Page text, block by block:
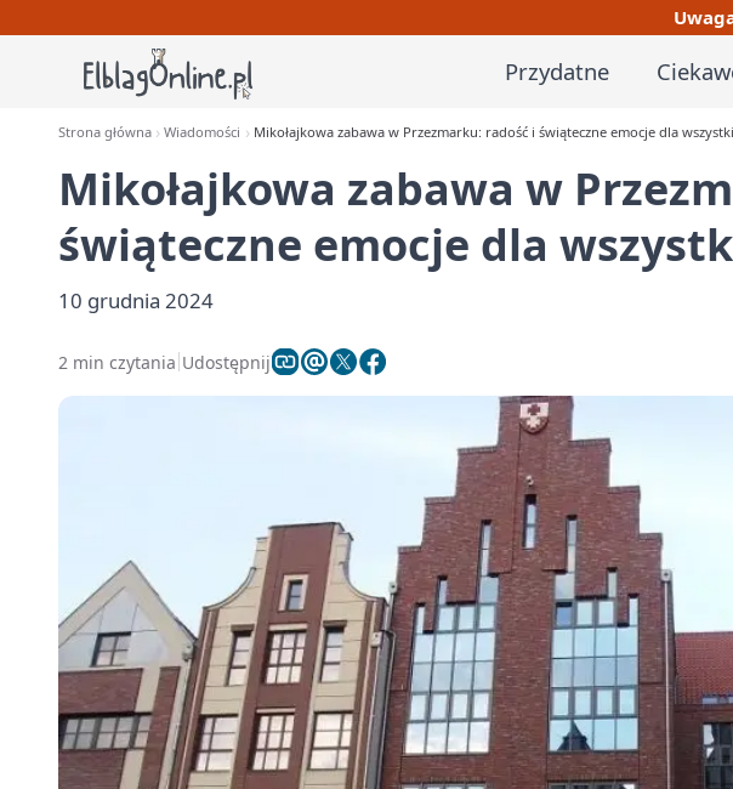
Przydatne
Strona główna Wiadomości Mikołajkowa zabawa w Przezmarku: radość i świąteczne emocje dla
Mikołajkowa zabawa w
świąteczne emocje dla
10 grudnia 2024
2 min czytania Udostępnij